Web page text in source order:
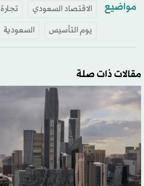
مواضيع الاقتصاد السعودي
تجارة
يوم التأسيس
السعودية
مقالات ذات صلة